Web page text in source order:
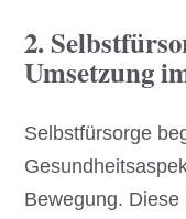
2.
Umsetzung
Selbstfürsorge
Bewegung.